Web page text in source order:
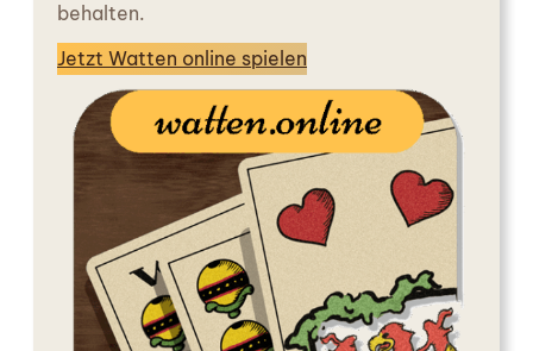
behalten.
Jetzt Watten online spielen